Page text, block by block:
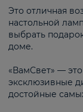
Это отличная
настольной
выбрать
доме.
«ВамСвет» —
эксклюзивные
достойные